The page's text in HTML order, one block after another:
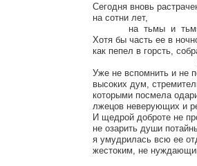
Сегодня вновь
на сотни лет,
на  тьмы  и
Хотя бы часть ее в
как пепел в горсть,
Уже не вспомнить и не
высоких дум,
которыми посмела
лжецов неверующих и
И щедрой доброте не
не озарить души
я умудрилась всю ее
жестоким, не